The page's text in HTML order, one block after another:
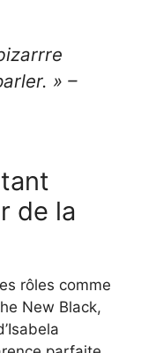
» –
de la
rôles comme
New Black,